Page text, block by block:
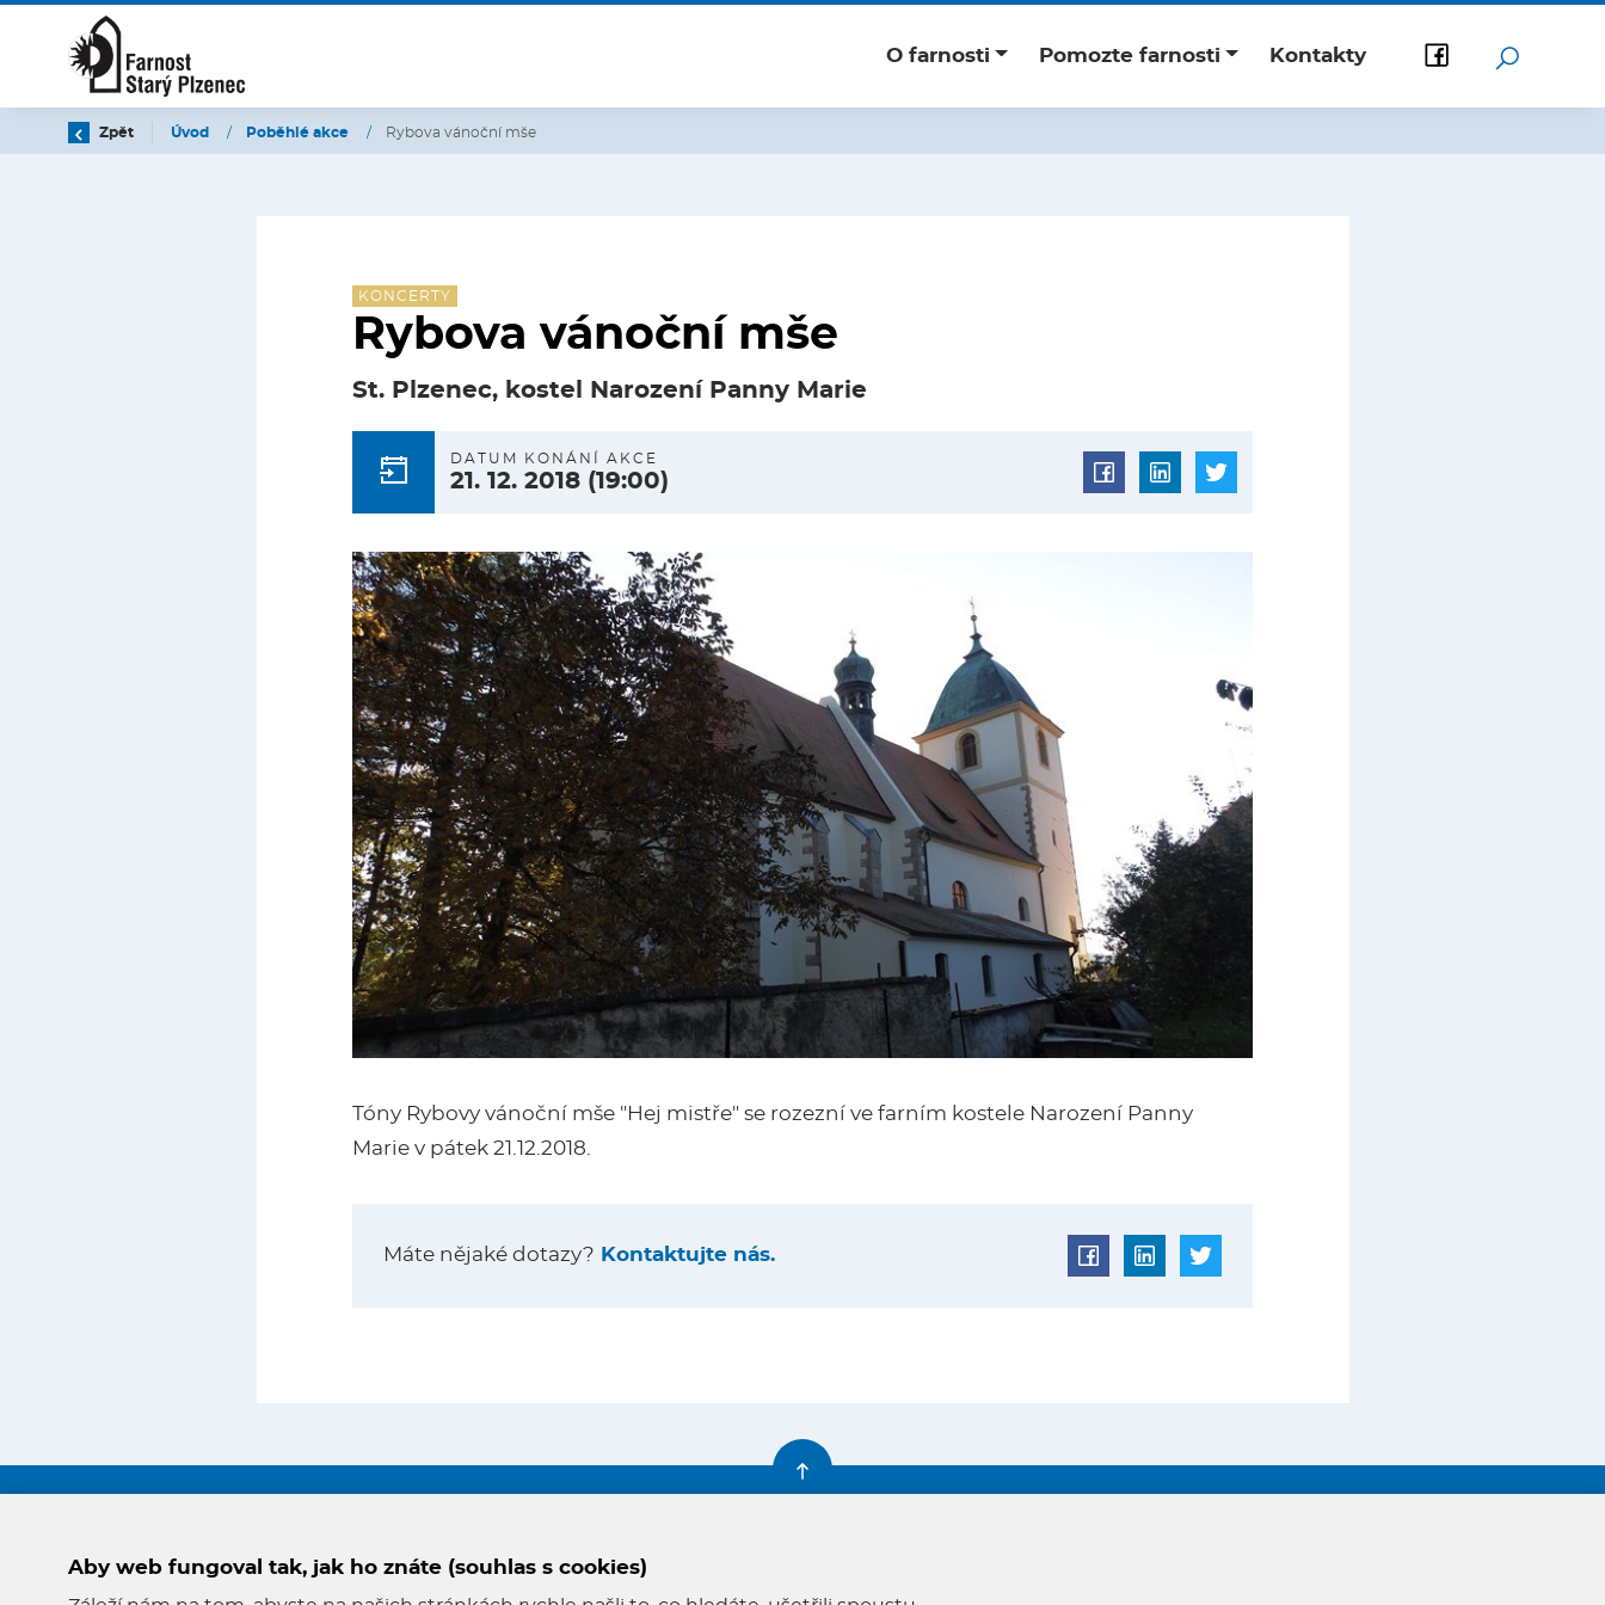
O farnosti Pomozte farnosti Kontakty
Zpět Úvod / Poběhlé akce / Rybova vánoční mše
KONCERTY
Rybova vánoční mše
St. Plzenec, kostel Narození Panny Marie
DATUM KONÁNÍ AKCE
21. 12. 2018 (19:00)
Tóny Rybovy vánoční mše "Hej mistře" se rozezní ve farním kostele Narození Panny
Marie v pátek 21.12.2018.
Máte nějaké dotazy? Kontaktujte nás.
Aby web fungoval tak, jak ho znáte (souhlas s cookies)